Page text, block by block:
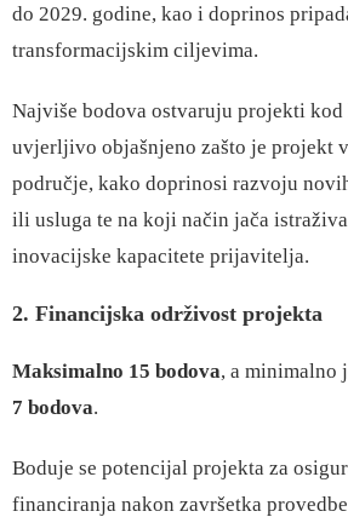
do 2029. godine, kao i doprinos
transformacijskim ciljevima.
Najviše bodova ostvaruju projekti
uvjerljivo objašnjeno zašto je projekt
područje, kako doprinosi razvoju
ili usluga te na koji način jača
inovacijske kapacitete prijavitelja.
2. Financijska održivost projekta
Maksimalno 15 bodova, a minimalno
7 bodova.
Boduje se potencijal projekta za
financiranja nakon završetka